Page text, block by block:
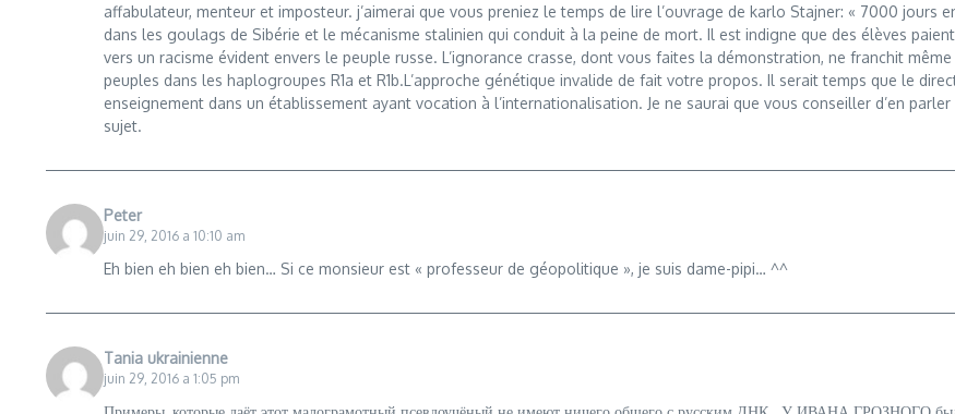
affabulateur, menteur et imposteur. j’aimerai que vous preniez le temps de lire l’ouvrage de karlo Stajner: « 7000 jours
dans les goulags de Sibérie et le mécanisme stalinien qui conduit à la peine de mort. Il est indigne que des élèves
vers un racisme évident envers le peuple russe. L’ignorance crasse, dont vous faites la démonstration, ne franchit
peuples dans les haplogroupes R1a et R1b.L’approche génétique invalide de fait votre propos. Il serait temps que le
enseignement dans un établissement ayant vocation à l’internationalisation. Je ne saurai que vous conseiller d’en
sujet.
Peter
juin 29, 2016 a 10:10 am
Eh bien eh bien eh bien… Si ce monsieur est « professeur de géopolitique », je suis dame-pipi… ^^
Tania ukrainienne
juin 29, 2016 a 1:05 pm